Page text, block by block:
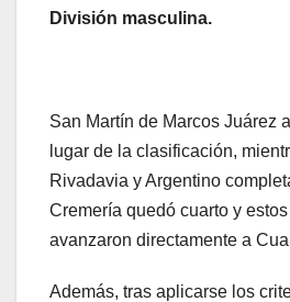
División masculina.
San Martín de Marcos Juárez
lugar de la clasificación,
Rivadavia y Argentino
Cremería quedó cuarto y
avanzaron directamente a
Además, tras aplicarse los